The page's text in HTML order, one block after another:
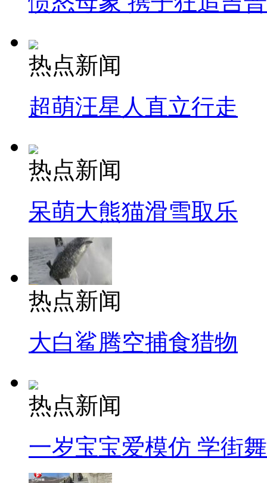
热点新闻
超萌汪星人直立行走
热点新闻
呆萌大熊猫滑雪取乐
热点新闻
大白鲨腾空捕食猎物
热点新闻
一岁宝宝爱模仿 学街